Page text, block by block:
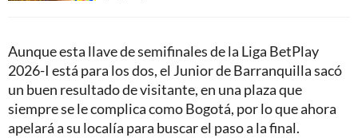
Aunque esta llave de semifinales de la Liga BetPlay
2026-I está para los dos, el Junior de Barranquilla sacó
un buen resultado de visitante, en una plaza que
siempre se le complica como Bogotá, por lo que ahora
apelará a su localía para buscar el paso a la final.